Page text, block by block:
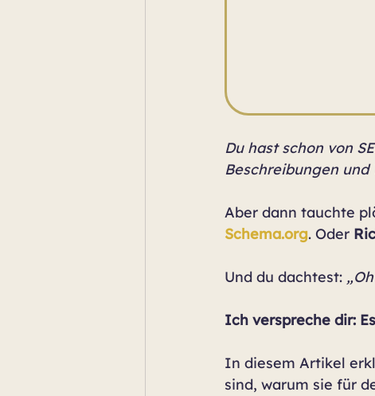
Du hast schon von
Beschreibungen
Aber dann tauchte
Schema.org. Oder
Und du dachtest:
Ich verspreche dir:
In diesem Artikel
sind, warum sie für